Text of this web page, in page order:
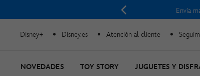
Disney+ Disney.es Atención al cliente
NOVEDADES TOY STORY JUGUETES Y